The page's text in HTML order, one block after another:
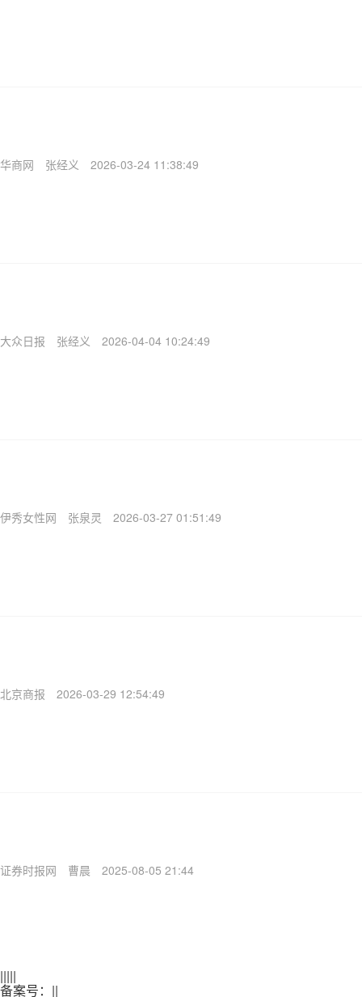
华商网 张经义 2026-03-24 11:38:49
大众日报 张经义 2026-04-04 10:24:49
伊秀女性网 张泉灵 2026-03-27 01:51:49
北京商报 2026-03-29 12:54:49
证券时报网 曹晨 2025-08-05 21:44
|||||
备案号： ||